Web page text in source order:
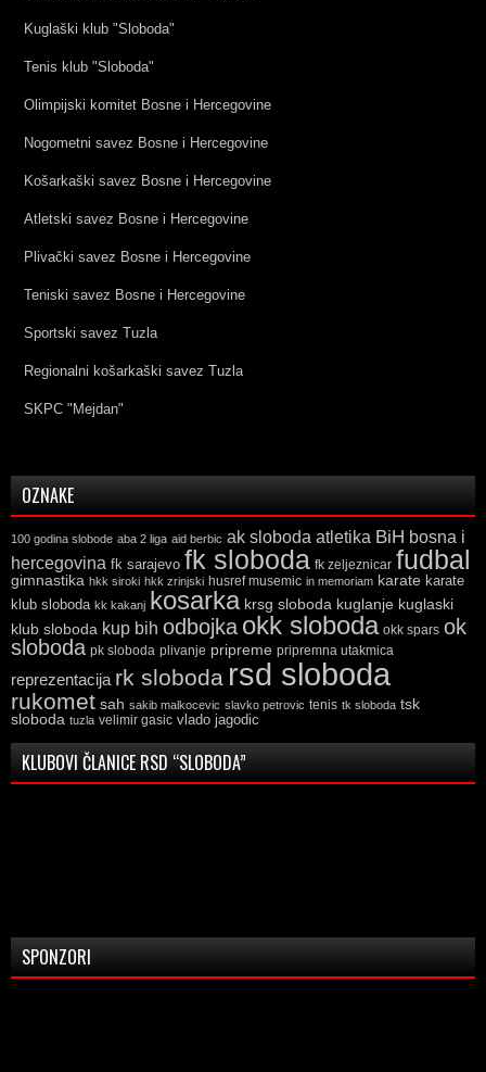
Kuglaški klub "Sloboda"
Tenis klub "Sloboda"
Olimpijski komitet Bosne i Hercegovine
Nogometni savez Bosne i Hercegovine
Košarkaški savez Bosne i Hercegovine
Atletski savez Bosne i Hercegovine
Plivački savez Bosne i Hercegovine
Teniski savez Bosne i Hercegovine
Sportski savez Tuzla
Regionalni košarkaški savez Tuzla
SKPC "Mejdan"
OZNAKE
100 godina slobode aba 2 liga aid berbic ak sloboda atletika BiH bosna i
hercegovina fk sarajevo fk sloboda fk zeljeznicar fudbal
gimnastika hkk siroki hkk zrinjski husref musemic in memoriam karate karate
klub sloboda kk kakanj kosarka krsg sloboda kuglanje kuglaski
klub sloboda kup bih odbojka okk sloboda okk spars ok
sloboda pk sloboda plivanje pripreme pripremna utakmica
reprezentacija rk sloboda rsd sloboda
rukomet sah sakib malkocevic slavko petrovic tenis tk sloboda tsk
sloboda tuzla velimir gasic vlado jagodic
KLUBOVI ČLANICE RSD “SLOBODA”
SPONZORI